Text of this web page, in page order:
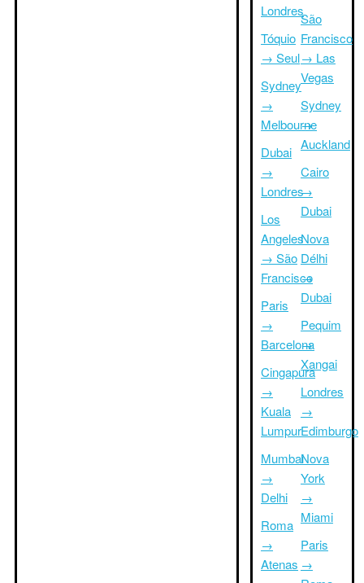
Londres
Tóquio
→ Seul
Sydney
→
Melbourne
Dubai
→
Londres
Los
Angeles
→ São
Francisco
Paris
→
Barcelona
Cingapura
→
Kuala
Lumpur
Mumbai
→
Delhi
Roma
→
Atenas
São
Francisco
→ Las
Vegas
Sydney
→
Auckland
Cairo
→
Dubai
Nova
Délhi
→
Dubai
Pequim
→
Xangai
Londres
→
Edimburgo
Nova
York
→
Miami
Paris
→